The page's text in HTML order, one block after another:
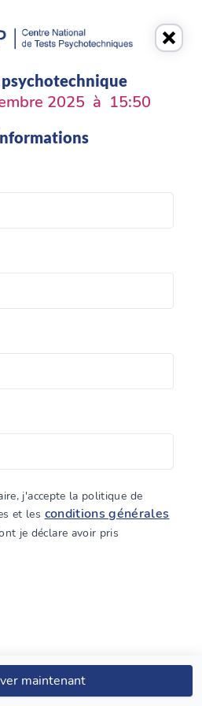
2025 à 15:50
j'accepte la politique de
et les conditions générales
je déclare avoir pris
maintenant